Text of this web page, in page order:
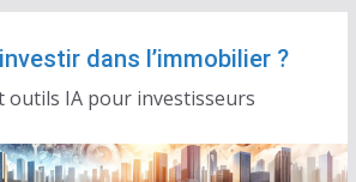
dans l’immobilier ?
outils IA pour investisseurs